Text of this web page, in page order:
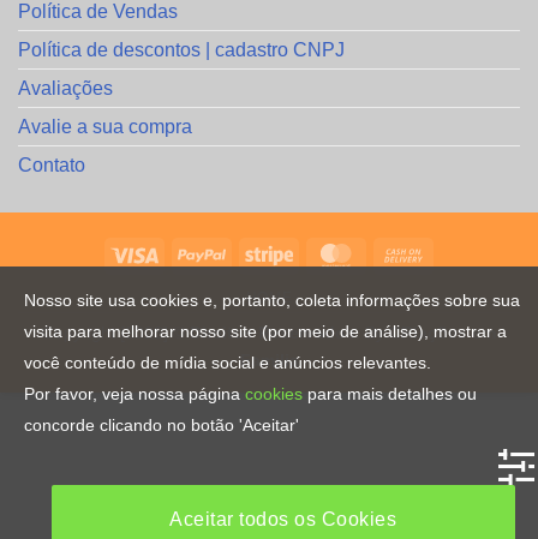
Política de Vendas
Política de descontos | cadastro CNPJ
Avaliações
Avalie a sua compra
Contato
HOME
Copyright [2023] ©Direitos Reservados. ByCRiações em
Familia
Nosso site usa cookies e, portanto, coleta informações sobre sua
visita para melhorar nosso site (por meio de análise), mostrar a
você conteúdo de mídia social e anúncios relevantes.
Por favor, veja nossa página cookies para mais detalhes ou
concorde clicando no botão 'Aceitar'
Aceitar todos os Cookies